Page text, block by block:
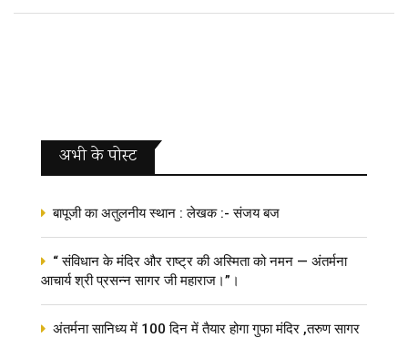
अभी के पोस्‍ट
बापूजी का अतुलनीय स्थान : लेखक :- संजय बज
“ संविधान के मंदिर और राष्ट्र की अस्मिता को नमन — अंतर्मना
आचार्य श्री प्रसन्न सागर जी महाराज।”।
अंतर्मना सानिध्य में 100 दिन में तैयार होगा गुफा मंदिर ,तरुण सागर